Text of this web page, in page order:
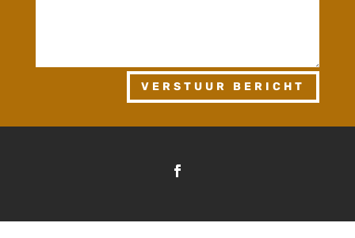
VERSTUUR BERICHT